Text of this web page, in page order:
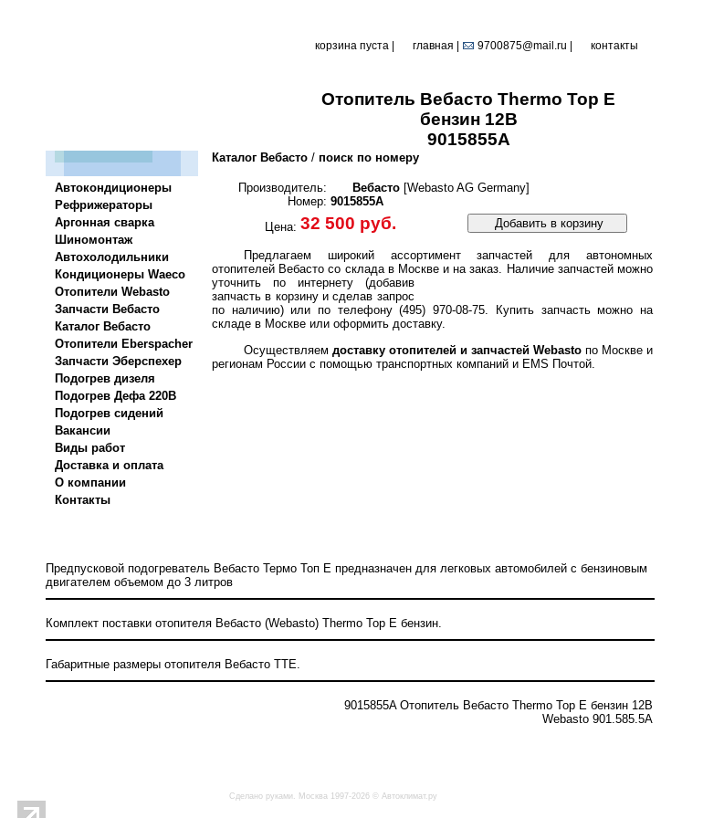
корзина пуста | главная 9700875@mail.ru | контакты
Отопитель Вебасто Thermo Top E
бензин 12В
9015855A
Автокондиционеры
Рефрижераторы
Аргонная сварка
Шиномонтаж
Автохолодильники
Кондиционеры Waeco
Отопители Webasto
Запчасти Вебасто
Каталог Вебасто
Отопители Eberspacher
Запчасти Эберспехер
Подогрев дизеля
Подогрев Дефа 220В
Подогрев сидений
Вакансии
Виды работ
Доставка и оплата
О компании
Контакты
Каталог Вебасто / поиск по номеру
Производитель:
Номер:
Вебасто [Webasto AG Germany]
9015855A
Цена: 32 500 руб. Добавить в корзину
Предлагаем широкий ассортимент запчастей для автономных
отопителей Вебасто со склада в Москве и на заказ. Наличие запчастей можно
уточнить по интернету (добавив
запчасть в корзину и сделав запрос
по наличию) или по телефону (495) 970-08-75. Купить запчасть можно на
складе в Москве или оформить доставку.
Осуществляем доставку отопителей и запчастей Webasto по Москве и
регионам России с помощью транспортных компаний и EMS Почтой.
Предпусковой подогреватель Вебасто Термо Топ Е предназначен для легковых автомобилей с бензиновым
двигателем объемом до 3 литров
Комплект поставки отопителя Вебасто (Webasto) Thermo Top E бензин.
Габаритные размеры отопителя Вебасто TTE.
9015855A Отопитель Вебасто Thermo Top E бензин 12В
Webasto 901.585.5A
Сделано руками. Москва 1997-2026 © Автоклимат.ру